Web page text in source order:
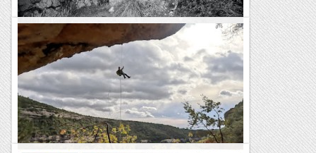
Coma de sa Font de s’Ermita, Coma de
s’Hostalet, Golf de Bendinat
TrailRunningMallorca – Correr por la isla de Mallorca